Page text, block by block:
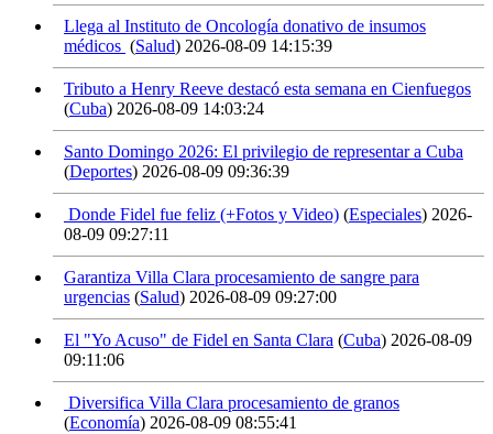
Llega al Instituto de Oncología donativo de insumos
médicos (Salud) 2026-08-09 14:15:39
Tributo a Henry Reeve destacó esta semana en Cienfuegos
(Cuba) 2026-08-09 14:03:24
Santo Domingo 2026: El privilegio de representar a Cuba
(Deportes) 2026-08-09 09:36:39
Donde Fidel fue feliz (+Fotos y Video) (Especiales) 2026-
08-09 09:27:11
Garantiza Villa Clara procesamiento de sangre para
urgencias (Salud) 2026-08-09 09:27:00
El "Yo Acuso" de Fidel en Santa Clara (Cuba) 2026-08-09
09:11:06
Diversifica Villa Clara procesamiento de granos
(Economía) 2026-08-09 08:55:41